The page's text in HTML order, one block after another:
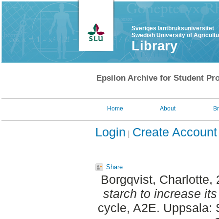
Sveriges lantbruksuniversitet
Swedish University of
Library
Epsilon Archive for Student
Home About
Login Create Account
Share
Borgqvist, Charlotte,
starch to increase
cycle, A2E. Uppsala: